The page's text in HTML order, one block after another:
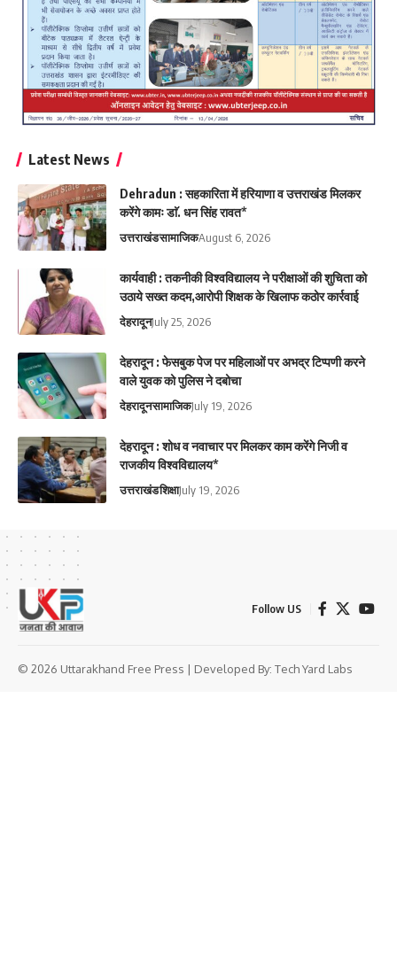
Latest News
Dehradun : सहकारिता में हरियाणा व उत्तराखंड मिलकर
करेंगे कामः डाॅ. धन सिंह रावत*
उत्तराखंडसामाजिकAugust 6, 2026
कार्यवाही : तकनीकी विश्वविद्यालय ने परीक्षाओं की शुचिता को
उठाये सख्त कदम,आरोपी शिक्षक के खिलाफ कठोर कार्रवाई
देहरादूनJuly 25, 2026
देहरादून : फेसबुक पेज पर महिलाओं पर अभद्र टिप्पणी करने
वाले युवक को पुलिस ने दबोचा
देहरादूनसामाजिकJuly 19, 2026
देहरादून : शोध व नवाचार पर मिलकर काम करेंगे निजी व
राजकीय विश्वविद्यालय*
उत्तराखंडशिक्षाJuly 19, 2026
Follow US
© 2026 Uttarakhand Free Press | Developed By: Tech Yard Labs